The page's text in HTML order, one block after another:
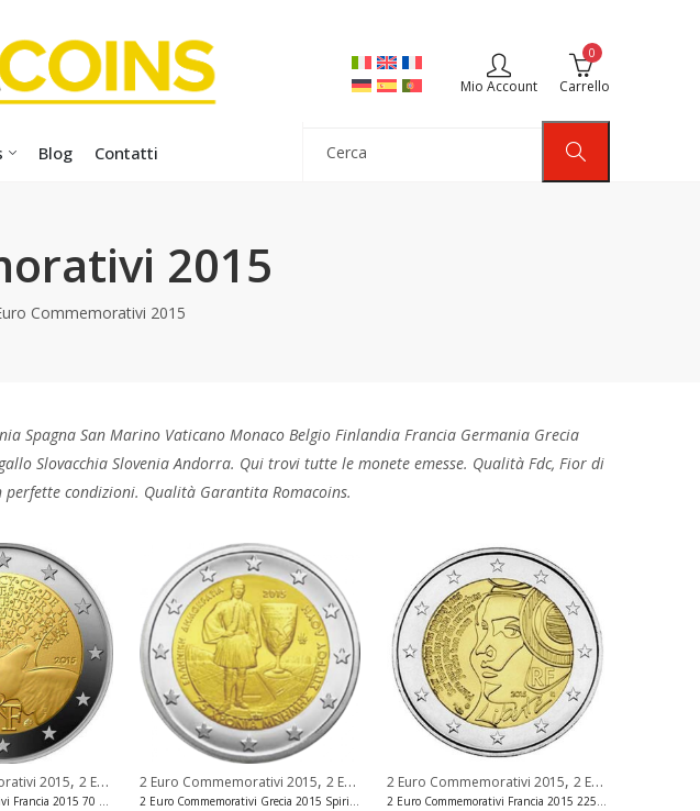
Mio Account
0
Carrello
Blog Contatti
2015
Commemorativi 2015
Spagna San Marino Vaticano Monaco Belgio Finlandia Francia Germania Grecia
Slovacchia Slovenia Andorra. Qui trovi tutte le monete emesse. Qualità Fdc, Fior di
perfette condizioni. Qualità Garantita Romacoins.
2015, 2 Euro Commemorativi Francia
2 Euro Commemorativi Francia 2015 70 Anni Pace Europa Unc
2 Euro Commemorativi 2015, 2 Euro Commemorativi Grecia
2 Euro Commemorativi Grecia 2015 Spiridon Louis Unc
2 Euro Commemorativi 2015, 2 Euro Commemorativi Francia
2 Euro Commemorativi Francia 2015 225 Anni Festa Federazione